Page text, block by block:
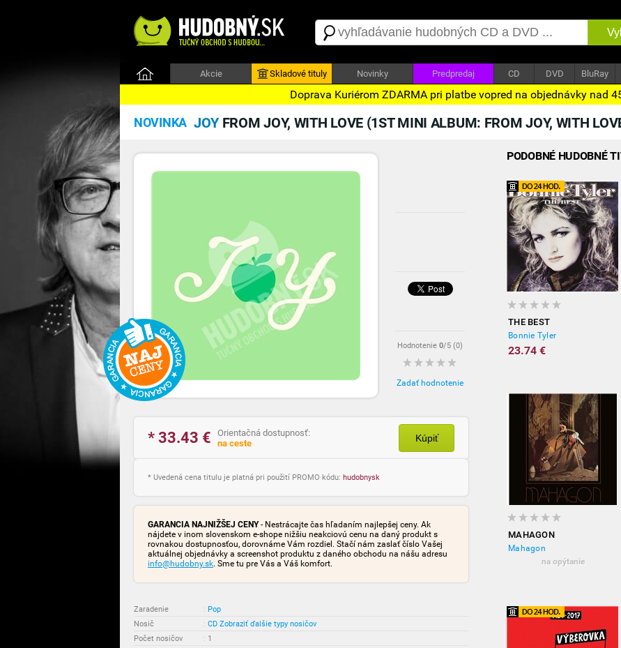
Akcie Skladové tituly Novinky Predpredaj CD DVD BluRay
Doprava Kuriérom ZDARMA pri platbe vopred na objednávky nad
NOVINKA JOY FROM JOY, WITH LOVE (1ST MINI ALBUM: FROM JOY, WITH
Hodnotenie 0/5 (0)
Zadať hodnotenie
* 33.43 €
Orientačná dostupnosť:
na ceste
Kúpiť
* Uvedená cena titulu je platná pri použití PROMO kódu: hudobnysk
GARANCIA NAJNIŽŠEJ CENY- Nestrácajte čas hľadaním najlepšej ceny. Ak
nájdete v inom slovenskom e-shope nižšiu neakciovú cenu na daný produkt s
rovnakou dostupnosťou, dorovnáme Vám rozdiel. Stačí nám zaslať číslo Vašej
aktuálnej objednávky a screenshot produktu z daného obchodu na nášu adresu
info@hudobny.sk. Sme tu pre Vás a Váš komfort.
Zaradenie : Pop
Nosič
: CD Zobraziť ďalšie typy nosičov
Počet nosičov
: 1
PODOBNÉ HUDOBNÉ
THE BEST
Bonnie Tyler
23.74 €
MAHAGON
Mahagon
na opýtanie